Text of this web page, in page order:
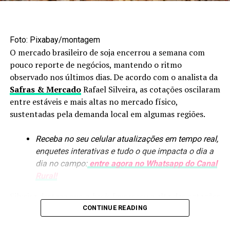
processamento
Os biocombustíveis estão entre os segmentos que mais
avançaram nesse processo. Em nove anos, a produção de
etanol passou de 1,6 bilhão para uma previsão de
bilhões de litros
. A arrecadação de ICMS do setor
também aumentou, de R$ 300 milhões para mais de R$ 4
bilhões.
O crescimento das usinas trouxe novos produtos para
dentro da cadeia, como óleo de milho e DDG, utilizado
Foto: Pixabay/montagem
O mercado brasileiro de soja encerrou a semana com
pouco reporte de negócios, mantendo o ritmo
observado nos últimos dias. De acordo com o analista da
Safras & MercadoRafael Silveira, as cotações oscilaram
entre estáveis e mais altas no mercado físico,
sustentadas pela demanda local em algumas regiões.
Receba no seu celular atualizações em tempo real,
enquetes interativas e tudo o que impacta o dia a
dia no campo: entre agora no Whatsapp do Canal
Rural!
em algumas praças, como Minas Gerais, movimento
CONTINUE READING